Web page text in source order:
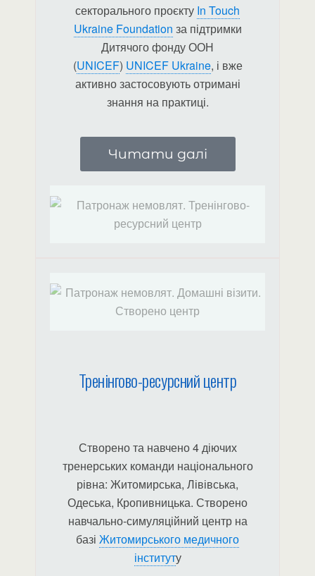
секторального проєкту In Touch
Ukraine Foundation за підтримки
Дитячого фонду ООН
(UNICEF) UNICEF Ukraine, і вже
активно застосовують отримані
знання на практиці.
Читати далі
Тренінгово-ресурсний центр
Створено та навчено 4 діючих
тренерських команди національного
рівна: Житомирська, Лівівська,
Одеська, Кропивницька. Створено
навчально-симуляційний центр на
базі Житомирського медичного
інституту